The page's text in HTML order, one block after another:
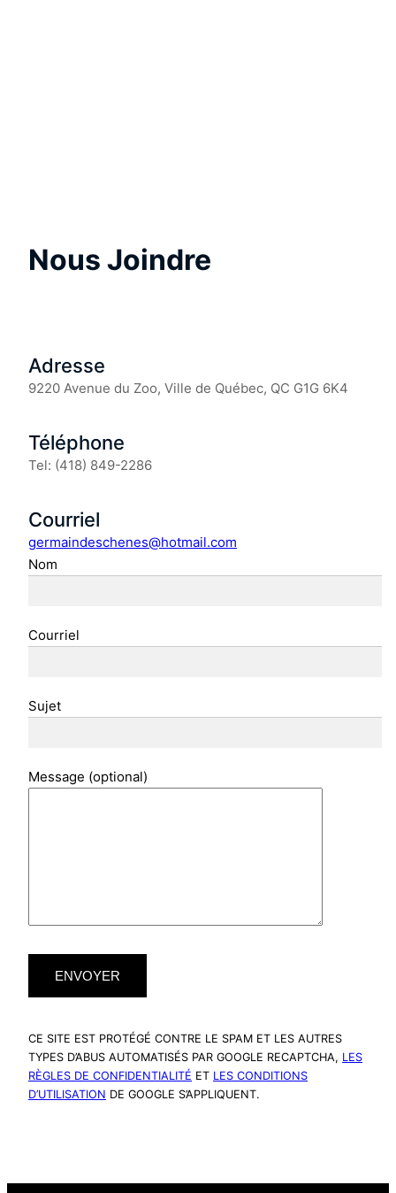
Nous Joindre
Adresse
9220 Avenue du Zoo, Ville de Québec, QC G1G 6K4
Téléphone
Tel: (418) 849-2286
Courriel
germaindeschenes@hotmail.com
Nom
Courriel
Sujet
Message (optional)
CE SITE EST PROTÉGÉ CONTRE LE SPAM ET LES AUTRES
TYPES D’ABUS AUTOMATISÉS PAR GOOGLE RECAPTCHA, LES
RÈGLES DE CONFIDENTIALITÉ ET LES CONDITIONS
D’UTILISATION DE GOOGLE S’APPLIQUENT.